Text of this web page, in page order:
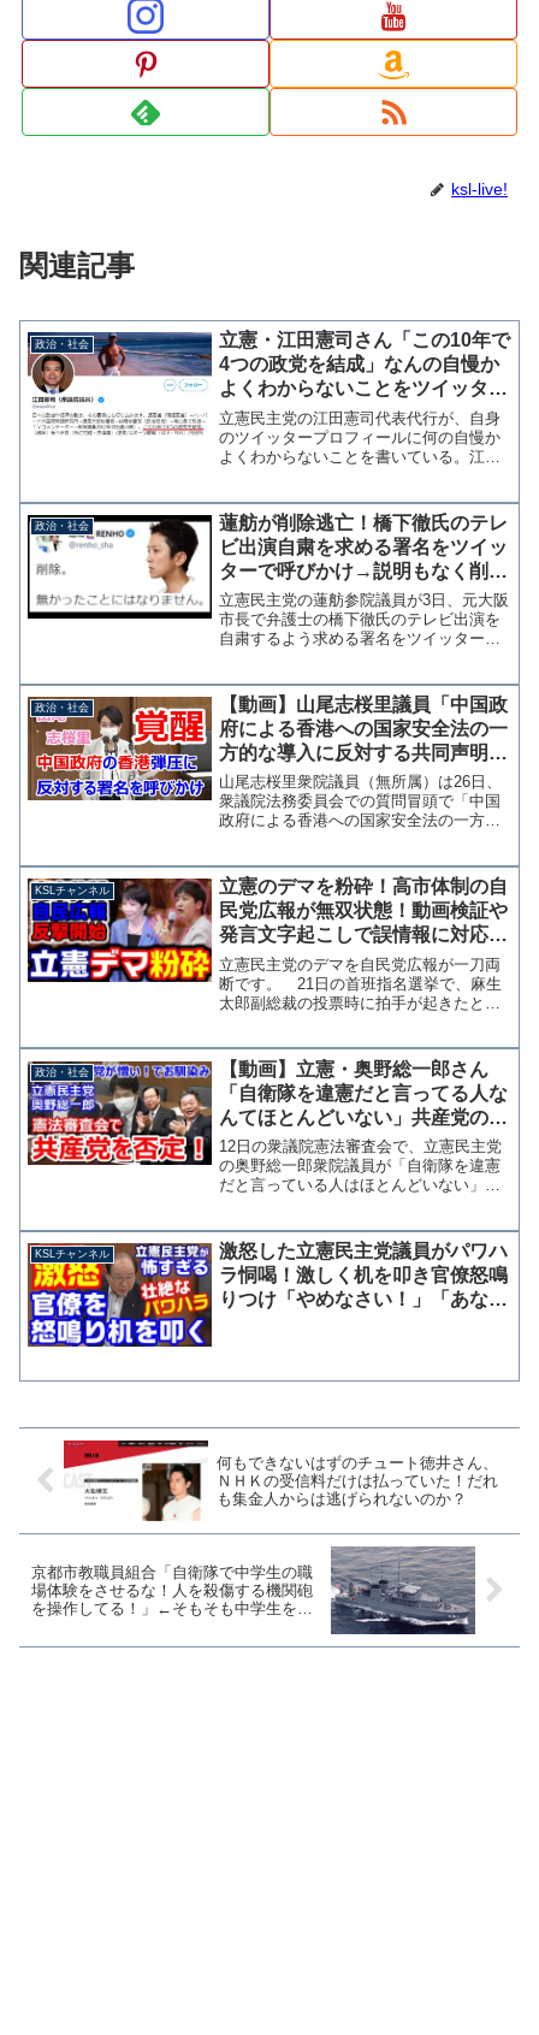
ksl-live!
関連記事
政治・社会
立憲・江田憲司さん「この10年で
4つの政党を結成」なんの自慢か
よくわからないことをツイッター
プロフに記載
立憲民主党の江田憲司代表代行が、自身
のツイッタープロフィールに何の自慢か
よくわからないことを書いている。江田
かしくて隠したいことだと思うのだが？
自慢にならない政治家...
政治・社会
蓮舫が削除逃亡！橋下徹氏のテレ
ビ出演自粛を求める署名をツイッ
ターで呼びかけ→説明もなく削
除、無かったことに
立憲民主党の蓮舫参院議員が3日、元大阪
市長で弁護士の橋下徹氏のテレビ出演を
自粛するよう求める署名をツイッターで
新との論争を展開するなかで民間企業に
政治的な圧力を加える動...
政治・社会
【動画】山尾志桜里議員「中国政
府による香港への国家安全法の一
方的な導入に反対する共同声明」
国会で署名呼びかけ
山尾志桜里衆院議員（無所属）は26日、
衆議院法務委員会での質問冒頭で「中国
政府による香港への国家安全法の一方的
日本からは山尾氏と自民党の山田宏参院
議員が署名している。 ...
KSLチャンネル
立憲のデマを粉砕！高市体制の自
民党広報が無双状態！動画検証や
発言文字起こしで誤情報に対応
【KSLチャンネル】
立憲民主党のデマを自民党広報が一刀両
断です。 21日の首班指名選挙で、麻生
太郎副総裁の投票時に拍手が起きたとし
の証左であるかのような拍手でした」と
Ｘにポストし、同党の他の...
政治・社会
【動画】立憲・奥野総一郎さん
「自衛隊を違憲だと言ってる人な
んてほとんどいない」共産党の存
在をあっさりと否定してしまう
12日の衆議院憲法審査会で、立憲民主党
の奥野総一郎衆院議員が「自衛隊を違憲
だと言っている人はほとんどいない」と
の新藤義孝衆院議員が「国会の中にも自
衛隊を違憲の存在だと主...
KSLチャンネル
激怒した立憲民主党議員がパワハ
ラ恫喝！激しく机を叩き官僚怒鳴
りつけ「やめなさい！」「あなた
何もできないはずのチュート徳井さん、
ＮＨＫの受信料だけは払っていた！だれ
も集金人からは逃げられないのか？
京都市教職員組合「自衛隊で中学生の職
場体験をさせるな！人を殺傷する機関砲
を操作してる！」←そもそも中学生を派
し